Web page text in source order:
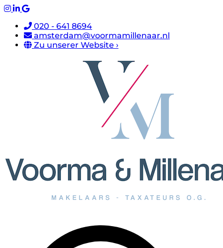
020 - 641 8694
amsterdam@voormamillenaar.nl
Zu unserer Website ›